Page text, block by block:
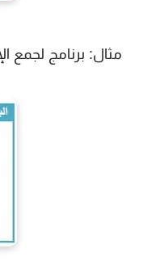
مثال: برنامج لجمع الإعداد